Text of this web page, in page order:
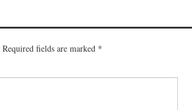
Required fields are marked *